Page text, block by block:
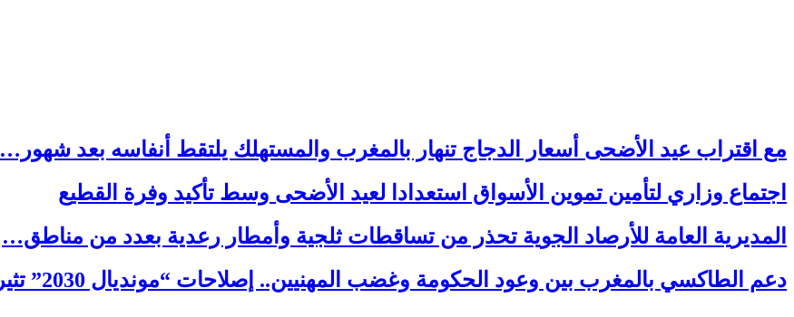
مع اقتراب عيد الأضحى أسعار الدجاج تنهار بالمغرب والمستهلك يلتقط أنفاسه بعد شهور…
اجتماع وزاري لتأمين تموين الأسواق استعدادا لعيد الأضحى وسط تأكيد وفرة القطيع
المديرية العامة للأرصاد الجوية تحذر من تساقطات ثلجية وأمطار رعدية بعدد من مناطق…
دعم الطاكسي بالمغرب بين وعود الحكومة وغضب المهنيين.. إصلاحات “مونديال 2030” تثير…